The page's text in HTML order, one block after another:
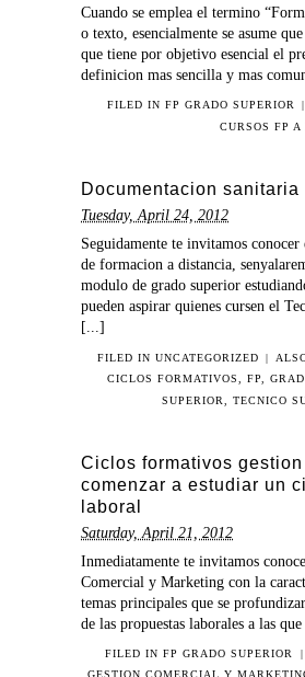
Cuando se emplea el termino
o texto, esencialmente se asume
que tiene por objetivo esencial el
definicion mas sencilla y mas
FILED IN FP GRADO SUPERIOR |
CURSOS FP A
Documentacion sanitaria
Tuesday, April 24, 2012
Seguidamente te invitamos
de formacion a distancia,
modulo de grado superior
pueden aspirar quienes cursen el
[...]
FILED IN UNCATEGORIZED |
CICLOS FORMATIVOS
FP
SUPERIOR
TECNICO
Ciclos formativos
comenzar a estudiar un
laboral
Saturday, April 21, 2012
Inmediatamente te invitamos
Comercial y Marketing con la
temas principales que se
de las propuestas laborales a las
FILED INFP GRADO SUPERIOR |
GESTION COMERCIAL Y